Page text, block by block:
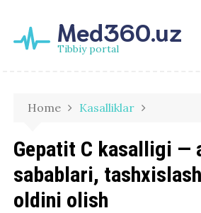
Med360.uz
Tibbiy portal
Home Kasalliklar
Gepatit C kasalligi —
sabablari,
oldini olish